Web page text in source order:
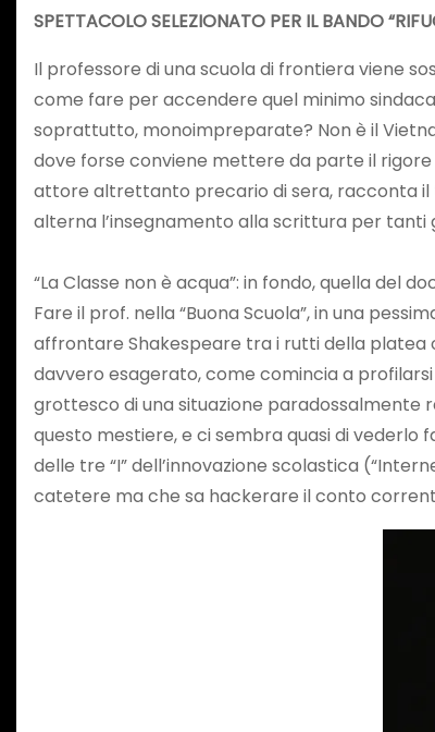
SPETTACOLO SELEZIONATO PER IL BANDO
Il professore di una scuola di frontiera viene
come fare per accendere quel minimo
soprattutto, monoimpreparate? Non è il
dove forse conviene mettere da parte il
attore altrettanto precario di sera, racconta il
alterna l’insegnamento alla scrittura per tanti
“La Classe non è acqua”: in fondo, quella del
Fare il prof. nella “Buona Scuola”, in una
affrontare Shakespeare tra i rutti della platea
davvero esagerato, come comincia a
grottesco di una situazione paradossalmente
questo mestiere, e ci sembra quasi di
delle tre “I” dell’innovazione scolastica
catetere ma che sa hackerare il conto